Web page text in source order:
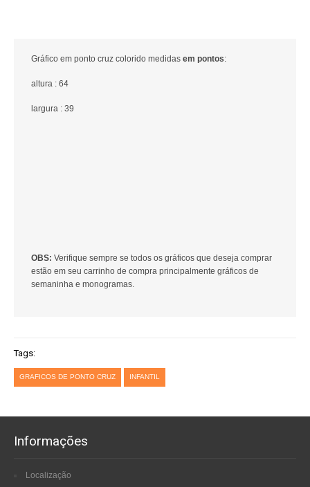
Gráfico em ponto cruz colorido medidas em pontos:
altura : 64
largura : 39
OBS: Verifique sempre se todos os gráficos que deseja comprar
estão em seu carrinho de compra principalmente gráficos de
semaninha e monogramas.
Tags:
GRAFICOS DE PONTO CRUZ INFANTIL
Informações
Localização